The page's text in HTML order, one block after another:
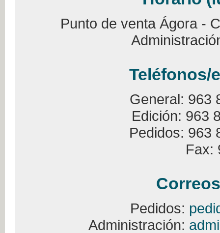
Punto de venta Ágora -
Teléfonos/
General: 963
Edición: 963
Pedidos: 963
Fax:
Pedidos:
Administración: